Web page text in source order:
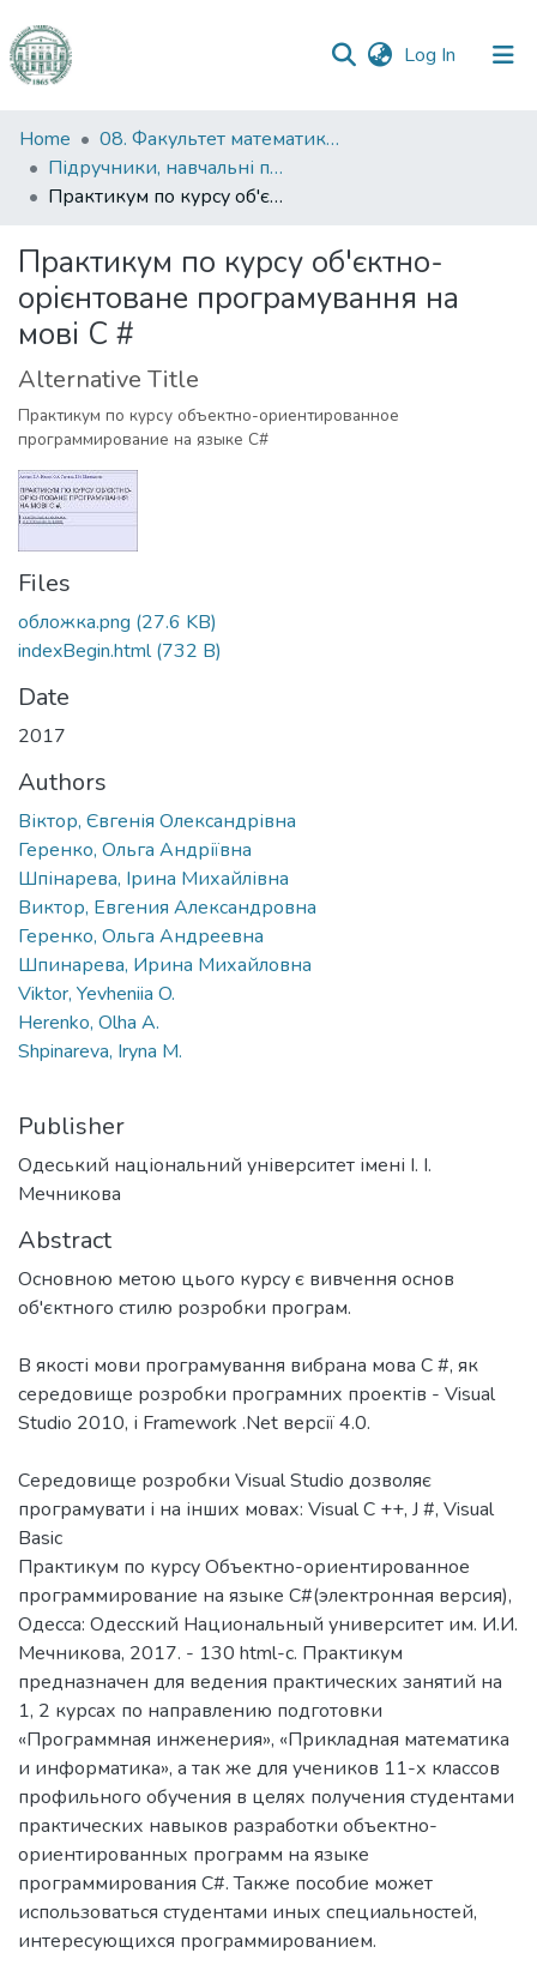
Log In (current)
Communities
&
Collections
Statistics
Home
08. Факультет математики, фізики та інформаційних технологій
Підручники, навчальні посібники та інші науково- та навчально-методичні праці ФМФІТ
Практикум по курсу об'єктно-орієнтоване програмування на мові C #
Практикум по курсу об'єктно-
орієнтоване програмування на
мові C #
Alternative Title
Практикум по курсу объектно-ориентированное
программирование на языке C#
Files
обложка.png (27.6 KB)
indexBegin.html(732 B)
Date
2017
Authors
Віктор, Євгенія Олександрівна
Геренко, Ольга Андріївна
Шпінарева, Ірина Михайлівна
Виктор, Евгения Александровна
Геренко, Ольга Андреевна
Шпинарева, Ирина Михайловна
Viktor, Yevheniia O.
Herenko, Olha A.
Shpinareva, Iryna M.
Publisher
Одеський національний університет імені І. І.
Мечникова
Abstract
Основною метою цього курсу є вивчення основ
об'єктного стилю розробки програм.
В якості мови програмування вибрана мова C #, як
середовище розробки програмних проектів - Visual
Studio 2010, і Framework .Net версії 4.0.
Середовище розробки Visual Studio дозволяє
програмувати і на інших мовах: Visual C ++, J #, Visual
Basic
Практикум по курсу Объектно-ориентированное
программирование на языке C#(электронная версия),
Одесса: Одесский Национальный университет им. И.И.
Мечникова, 2017. - 130 html-с. Практикум
предназначен для ведения практических занятий на
1, 2 курсах по направлению подготовки
«Программная инженерия», «Прикладная математика
и информатика», а так же для учеников 11-х классов
профильного обучения в целях получения студентами
практических навыков разработки объектно-
ориентированных программ на языке
программирования С#. Также пособие может
использоваться студентами иных специальностей,
интересующихся программированием.